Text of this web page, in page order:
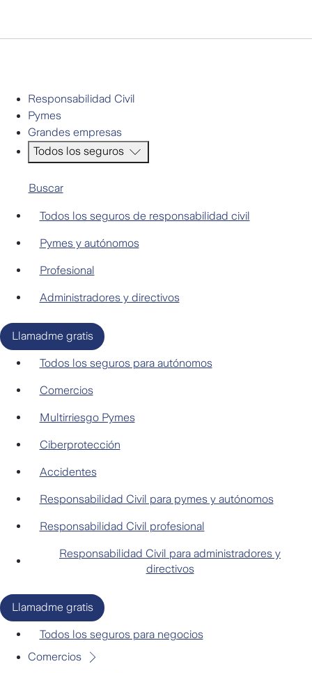
Responsabilidad Civil
Pymes
Grandes empresas
Todos los seguros
Buscar
Responsabilidad Civil
Todos los seguros de responsabilidad civil
Pymes y autónomos
Profesional
Administradores y directivos
Llamadme gratis
AutónomosTodos los seguros para autónomos
Comercios
Multirriesgo Pymes
Ciberprotección
Accidentes
Responsabilidad Civil para pymes y autónomos
Responsabilidad Civil profesional
Responsabilidad Civil para administradores y
directivos
Llamadme gratis
NegociosTodos los seguros para negocios
Comercios